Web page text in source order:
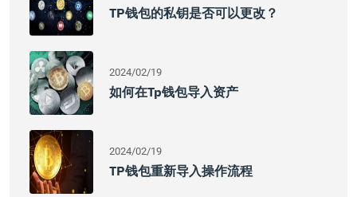
TP钱包的私钥是否可以更改？
2024/02/19
如何在tp钱包导入资产
2024/02/19
TP钱包重新导入操作流程